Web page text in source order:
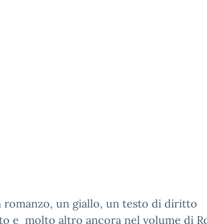
romanzo, un giallo, un testo di diritto
e molto altro ancora nel volume di